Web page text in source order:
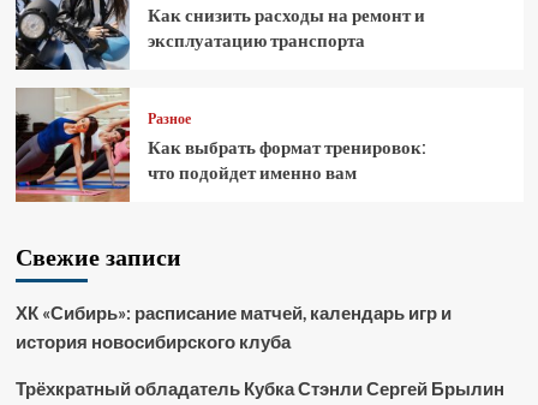
Как снизить расходы на ремонт и
эксплуатацию транспорта
Разное
Как выбрать формат тренировок:
что подойдет именно вам
Свежие записи
ХК «Сибирь»: расписание матчей, календарь игр и
история новосибирского клуба
Трёхкратный обладатель Кубка Стэнли Сергей Брылин